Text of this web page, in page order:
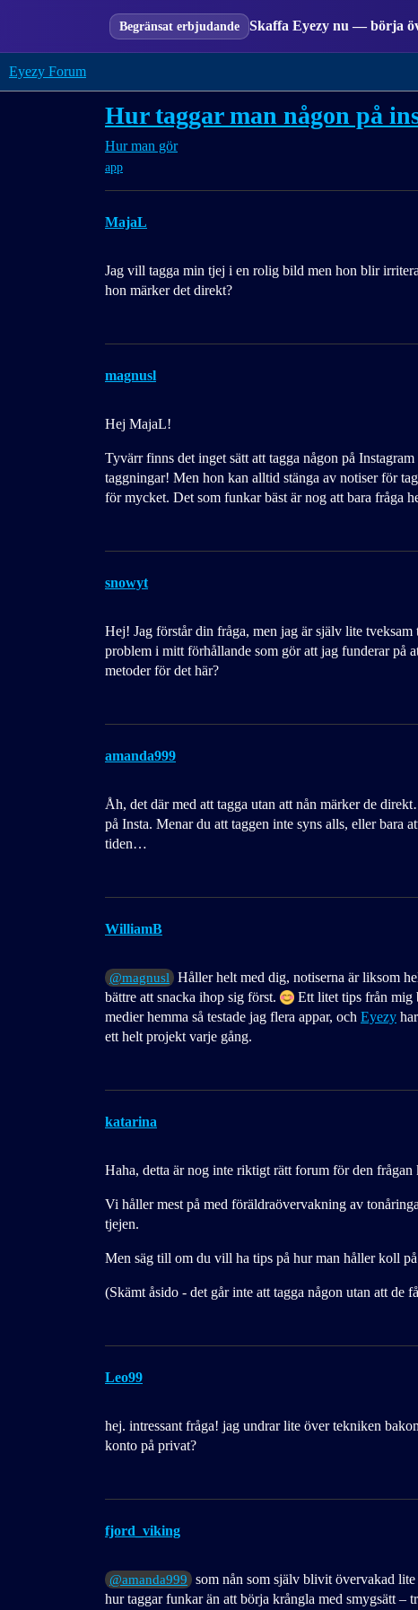
Begränsat erbjudande Skaffa Eyezy nu — börja
Eyezy Forum
Hur taggar man någon på
Hur man gör
app
MajaL
Jag vill tagga min tjej i en rolig bild men hon blir
hon märker det direkt?
magnusl
Hej MajaL!
Tyvärr finns det inget sätt att tagga någon på
taggningar! Men hon kan alltid stänga av notiser för
för mycket. Det som funkar bäst är nog att bara fråga
snowyt
Hej! Jag förstår din fråga, men jag är själv lite
problem i mitt förhållande som gör att jag funderar på
metoder för det här?
amanda999
Åh, det där med att tagga utan att nån märker de
på Insta. Menar du att taggen inte syns alls, eller bara
tiden…
WilliamB
@magnusl Håller helt med dig, notiserna är liksom
bättre att snacka ihop sig först.
Ett litet tips från mig
medier hemma så testade jag flera appar, och Eyezy
ett helt projekt varje gång.
katarina
Haha, detta är nog inte riktigt rätt forum för den frågan
Vi håller mest på med föräldraövervakning av
tjejen.
Men säg till om du vill ha tips på hur man håller koll på
(Skämt åsido - det går inte att tagga någon utan att de
Leo99
hej. intressant fråga! jag undrar lite över tekniken
konto på privat?
fjord_viking
@amanda999
som nån som själv blivit övervakad
hur taggar funkar än att börja krångla med smygsätt –